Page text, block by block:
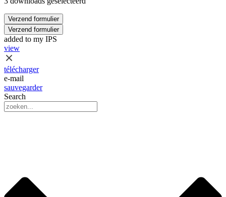
Verzend formulier
Verzend formulier
added to my IPS
view
télécharger
e-mail
sauvegarder
Search